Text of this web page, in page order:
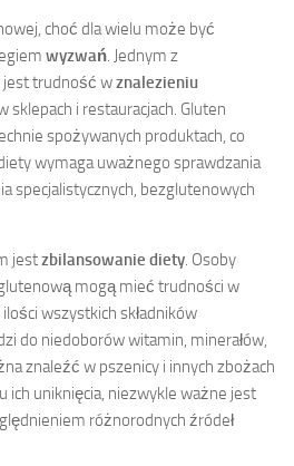
choć dla wielu może być
wyzwań . Jednym z
trudność wznalezieniu
sklepach i restauracjach. Gluten
spożywanych produktach, co
wymaga uważnego sprawdzania
specjalistycznych, bezglutenowych
jestzbilansowanie diety . Osoby
mogą mieć trudności w
wszystkich składników
do niedoborów witamin, minerałów,
znaleźć w pszenicy i innych zbożach
ich uniknięcia, niezwykle ważne jest
różnorodnych źródeł